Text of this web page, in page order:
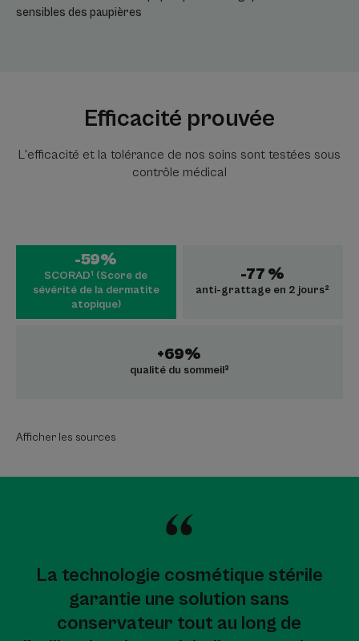
sensibles des paupières
Efficacité prouvée
L'efficacité et la tolérance de nos soins sont testées sous
contrôle médical
-59%
SCORAD¹ (Score de
sévérité de la dermatite
atopique)
-77 %
anti-grattage en 2 jours²
+69%
qualité du sommeil³
Afficher les sources
La technologie cosmétique stérile
garantie une solution sans
conservateur tout au long de